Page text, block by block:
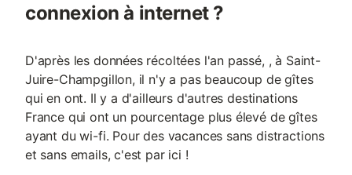
connexion à internet ?
D'après les données récoltées l'an passé, , à Saint-
Juire-Champgillon, il n'y a pas beaucoup de gîtes
qui en ont. Il y a d'ailleurs d'autres destinations
France qui ont un pourcentage plus élevé de gîtes
ayant du wi-fi. Pour des vacances sans distractions
et sans emails, c'est par ici !